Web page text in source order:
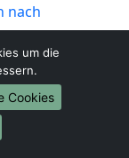
nach
nach
nach
um die
Cookies